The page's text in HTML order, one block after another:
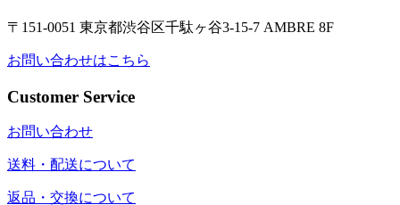
〒151-0051 東京都渋谷区千駄ヶ谷3-15-7 AMBRE 8F
お問い合わせはこちら
Customer Service
お問い合わせ
送料・配送について
返品・交換について